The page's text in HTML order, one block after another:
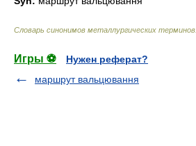
Словарь синонимов металлургических терминов
Игры ⚽
Нужен реферат?
маршрут вальцювання